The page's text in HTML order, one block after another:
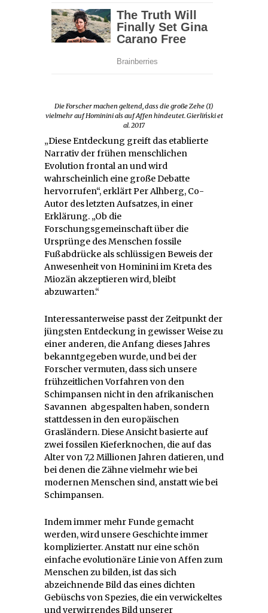
Die Forscher machen geltend, dass die große Zehe (1)
vielmehr auf Hominini als auf Affen hindeutet. Gierliński et
al. 2017
„Diese Entdeckung greift das etablierte
Narrativ der frühen menschlichen
Evolution frontal an und wird
wahrscheinlich eine große Debatte
hervorrufen“, erklärt Per Alhberg, Co-
Autor des letzten Aufsatzes, in einer
Erklärung. „Ob die
Forschungsgemeinschaft über die
Ursprünge des Menschen fossile
Fußabdrücke als schlüssigen Beweis der
Anwesenheit von Hominini im Kreta des
Miozän akzeptieren wird, bleibt
abzuwarten.“
Interessanterweise passt der Zeitpunkt der
jüngsten Entdeckung in gewisser Weise zu
einer anderen, die Anfang dieses Jahres
bekanntgegeben wurde, und bei der
Forscher vermuten, dass sich unsere
frühzeitlichen Vorfahren von den
Schimpansen nicht in den afrikanischen
Savannen abgespalten haben, sondern
stattdessen in den europäischen
Grasländern. Diese Ansicht basierte auf
zwei fossilen Kieferknochen, die auf das
Alter von 7,2 Millionen Jahren datieren, und
bei denen die Zähne vielmehr wie bei
modernen Menschen sind, anstatt wie bei
Schimpansen.
Indem immer mehr Funde gemacht
werden, wird unsere Geschichte immer
komplizierter. Anstatt nur eine schön
einfache evolutionäre Linie von Affen zum
Menschen zu bilden, ist das sich
abzeichnende Bild das eines dichten
Gebüschs von Spezies, die ein verwickeltes
und verwirrendes Bild unserer